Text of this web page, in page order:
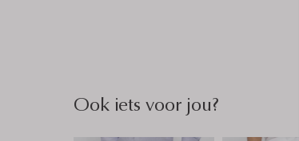
Ook iets voor jou?